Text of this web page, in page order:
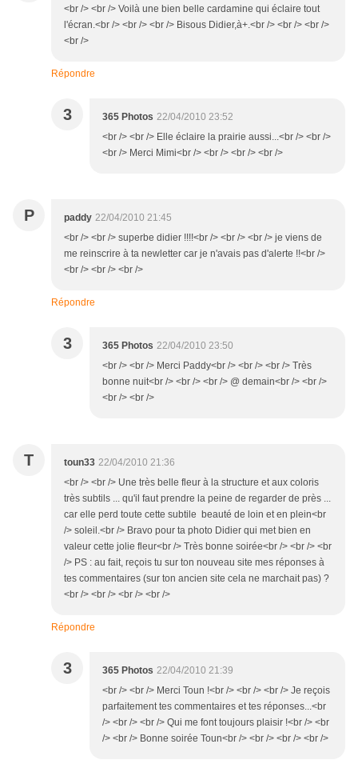
<br /> <br /> Voilà une bien belle cardamine qui éclaire tout
l'écran.<br /> <br /> <br /> Bisous Didier,à+.<br /> <br /> <br />
<br />
Répondre
3 365 Photos 22/04/2010 23:52
<br /> <br /> Elle éclaire la prairie aussi...<br /> <br />
<br /> Merci Mimi<br /> <br /> <br /> <br />
P paddy 22/04/2010 21:45
<br /> <br /> superbe didier !!!!<br /> <br /> <br /> je viens de
me reinscrire à ta newletter car je n'avais pas d'alerte !!<br />
<br /> <br /> <br />
Répondre
3 365 Photos 22/04/2010 23:50
<br /> <br /> Merci Paddy<br /> <br /> <br /> Très
bonne nuit<br /> <br /> <br /> @ demain<br /> <br />
<br /> <br />
T toun33 22/04/2010 21:36
<br /> <br /> Une très belle fleur à la structure et aux coloris
très subtils ... qu'il faut prendre la peine de regarder de près ...
car elle perd toute cette subtile beauté de loin et en plein<br
/> soleil.<br /> Bravo pour ta photo Didier qui met bien en
valeur cette jolie fleur<br /> Très bonne soirée<br /> <br /> <br
/> PS : au fait, reçois tu sur ton nouveau site mes réponses à
tes commentaires (sur ton ancien site cela ne marchait pas) ?
<br /> <br /> <br /> <br />
Répondre
3 365 Photos 22/04/2010 21:39
<br /> <br /> Merci Toun !<br /> <br /> <br /> Je reçois
parfaitement tes commentaires et tes réponses...<br
/> <br /> <br /> Qui me font toujours plaisir !<br /> <br
/> <br /> Bonne soirée Toun<br /> <br /> <br /> <br />